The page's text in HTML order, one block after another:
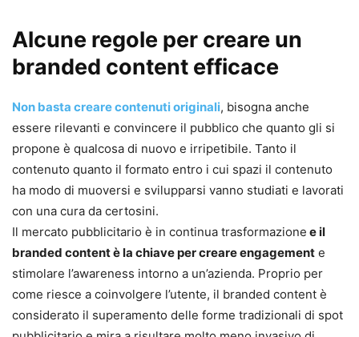
Alcune regole per creare un
branded content efficace
Non basta creare contenuti originali, bisogna anche
essere rilevanti e convincere il pubblico che quanto gli si
propone è qualcosa di nuovo e irripetibile. Tanto il
contenuto quanto il formato entro i cui spazi il contenuto
ha modo di muoversi e svilupparsi vanno studiati e lavorati
con una cura da certosini.
Il mercato pubblicitario è in continua trasformazione e il
branded content è la chiave per creare engagement e
stimolare l’awareness intorno a un’azienda. Proprio per
come riesce a coinvolgere l’utente, il branded content è
considerato il superamento delle forme tradizionali di spot